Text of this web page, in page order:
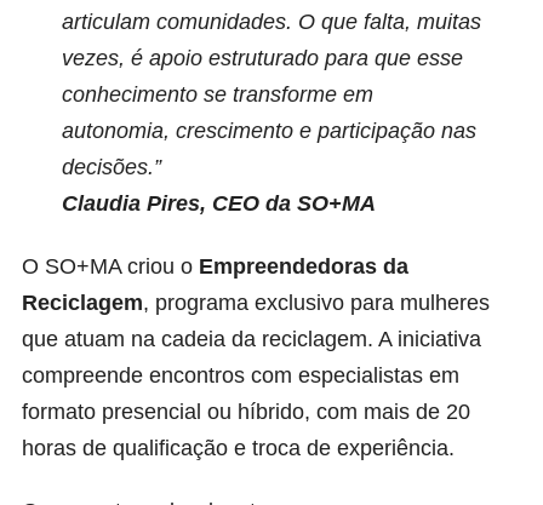
articulam comunidades. O que falta, muitas
vezes, é apoio estruturado para que esse
conhecimento se transforme em
autonomia, crescimento e participação nas
decisões.”
Claudia Pires, CEO da SO+MA
O SO+MA criou o Empreendedoras da
Reciclagem, programa exclusivo para mulheres
que atuam na cadeia da reciclagem. A iniciativa
compreende encontros com especialistas em
formato presencial ou híbrido, com mais de 20
horas de qualificação e troca de experiência.